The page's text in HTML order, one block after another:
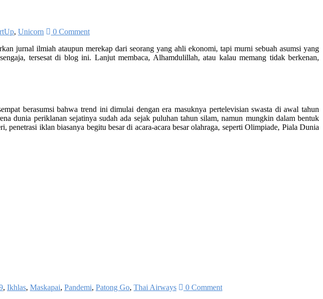
, Unicorn
0 Comment
jurnal ilmiah ataupun merekap dari seorang yang ahli ekonomi, tapi murni sebuah asumsi yang
tersesat di blog ini. Lanjut membaca, Alhamdulillah, atau kalau memang tidak berkenan,
berasumsi bahwa trend ini dimulai dengan era masuknya pertelevisian swasta di awal tahun
dunia periklanan sejatinya sudah ada sejak puluhan tahun silam, namun mungkin dalam bentuk
iklan biasanya begitu besar di acara-acara besar olahraga, seperti Olimpiade, Piala Dunia
, Ikhlas, Maskapai, Pandemi, Patong Go, Thai Airways
0 Comment